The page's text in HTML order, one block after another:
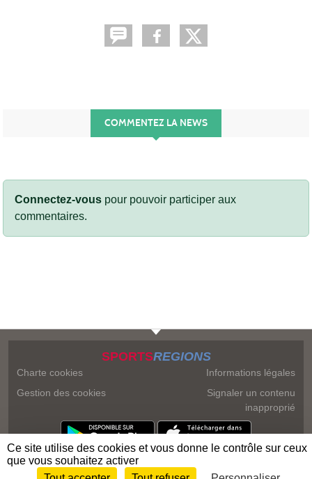
COMMENTEZ LA NEWS
Connectez-vous pour pouvoir participer aux
commentaires.
SPORTSREGIONS
Charte cookies
Gestion des cookies
Informations légales
Signaler un contenu
inapproprié
Ce site utilise des cookies et vous donne le contrôle sur ceux
que vous souhaitez activer